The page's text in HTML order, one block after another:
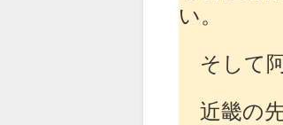
い。
そして阿
近畿の先